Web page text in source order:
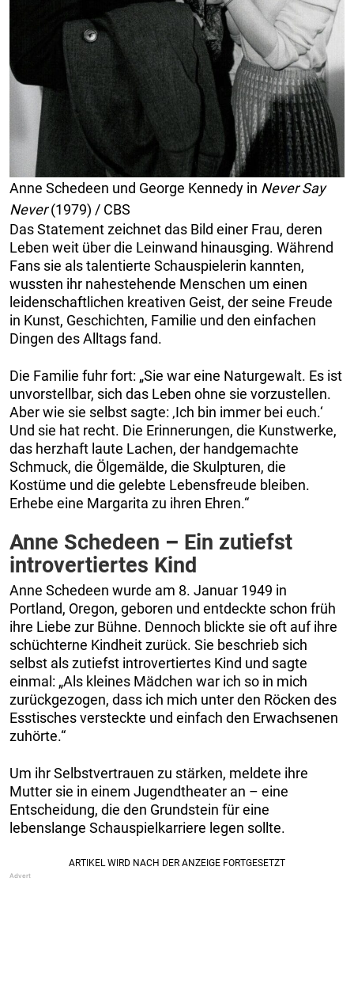
Anne Schedeen und George Kennedy in Never Say
Never(1979) / CBS
Das Statement zeichnet das Bild einer Frau, deren
Leben weit über die Leinwand hinausging. Während
Fans sie als talentierte Schauspielerin kannten,
wussten ihr nahestehende Menschen um einen
leidenschaftlichen kreativen Geist, der seine Freude
in Kunst, Geschichten, Familie und den einfachen
Dingen des Alltags fand.
Die Familie fuhr fort: „Sie war eine Naturgewalt. Es ist
unvorstellbar, sich das Leben ohne sie vorzustellen.
Aber wie sie selbst sagte: ‚Ich bin immer bei euch.‘
Und sie hat recht. Die Erinnerungen, die Kunstwerke,
das herzhaft laute Lachen, der handgemachte
Schmuck, die Ölgemälde, die Skulpturen, die
Kostüme und die gelebte Lebensfreude bleiben.
Erhebe eine Margarita zu ihren Ehren.“
Anne Schedeen – Ein zutiefst
introvertiertes Kind
Anne Schedeen wurde am 8. Januar 1949 in
Portland, Oregon, geboren und entdeckte schon früh
ihre Liebe zur Bühne. Dennoch blickte sie oft auf ihre
schüchterne Kindheit zurück. Sie beschrieb sich
selbst als zutiefst introvertiertes Kind und sagte
einmal: „Als kleines Mädchen war ich so in mich
zurückgezogen, dass ich mich unter den Röcken des
Esstisches versteckte und einfach den Erwachsenen
zuhörte.“
Um ihr Selbstvertrauen zu stärken, meldete ihre
Mutter sie in einem Jugendtheater an – eine
Entscheidung, die den Grundstein für eine
lebenslange Schauspielkarriere legen sollte.